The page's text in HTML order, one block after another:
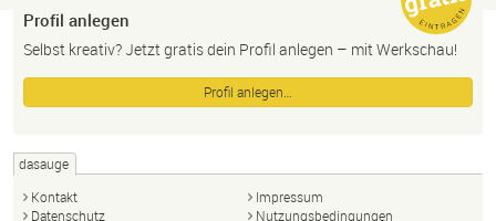
Profil anlegen
Selbst kreativ? Jetzt gratis dein Profil anlegen – mit Werkschau!
Profil anlegen…
dasauge
Kontakt
Impressum
Datenschutz
Nutzungsbedingungen